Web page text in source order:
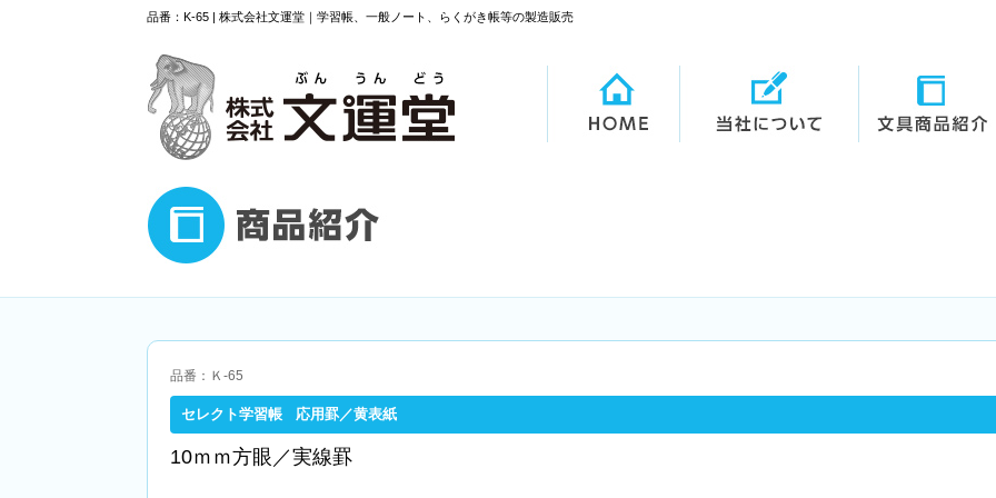
品番：K-65 | 株式会社文運堂｜学習帳、一般ノート、らくがき帳等の製造販売
品番：Ｋ-65
セレクト学習帳 応用罫／黄表紙
10ｍｍ方眼／実線罫